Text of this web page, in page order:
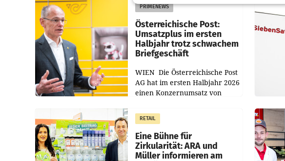
PRIMENEWS
Österreichische Post:
Umsatzplus im ersten
Halbjahr trotz schwachem
Briefgeschäft
WIEN Die Österreichische Post
AG hat im ersten Halbjahr 2026
einen Konzernumsatz von
erwirtschaftet, was einem Plus
von 3,8 Prozent gegenüber
dem Vergleichszeitraum
RETAIL
Eine Bühne für
Zirkularität: ARA und
Müller informieren am